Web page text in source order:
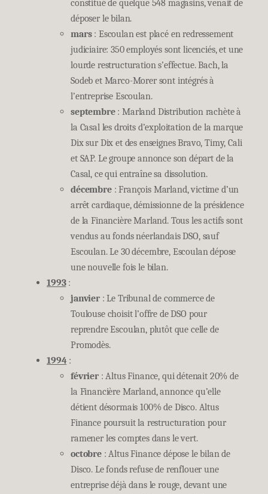
constitué de quelque 548 magasins, venait de
déposer le bilan.
mars: Escoulan est placé en redressement
judiciaire: 350 employés sont licenciés, et une
lourde restructuration s’effectue. Bach, la
Sodeb et Marco-Morer sont intégrés à
l’entreprise Escoulan.
septembre: Marland Distribution rachète à
la Casal les droits d’exploitation de la marque
Dix sur Dix et des enseignes Bravo, Timy, Cali
et SAP. Le groupe annonce son départ de la
Casal, ce qui entraîne sa dissolution.
décembre: François Marland, victime d’un
arrêt cardiaque, démissionne de la présidence
de la Financière Marland. Tous les actifs sont
vendus au fonds néerlandais DSO, sauf
Escoulan. Le 30 décembre, Escoulan dépose
une nouvelle fois le bilan.
1993:
janvier: Le Tribunal de commerce de
Toulouse choisit l’offre de DSO pour
reprendre Escoulan, plutôt que celle de
Promodès.
1994:
février: Altus Finance, qui détenait 20% de
la Financière Marland, annonce qu’elle
détient désormais 100% de Disco. Altus
Finance poursuit la restructuration pour
ramener les comptes dans le vert.
octobre: Altus Finance dépose le bilan de
Disco. Le fonds refuse de renflouer une
entreprise déjà dans le rouge, devant une